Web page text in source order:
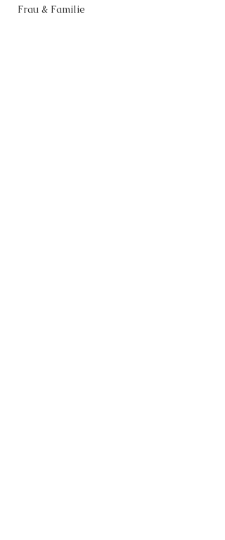
Frau & Familie